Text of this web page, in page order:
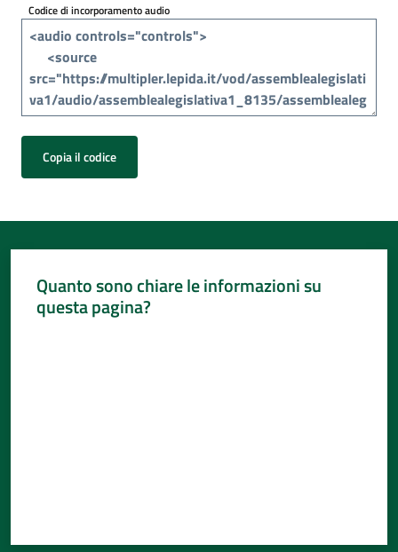
i
cittadini
Codice di incorporamento audio
Copia il codice
Quanto sono chiare le informazioni su
questa pagina?